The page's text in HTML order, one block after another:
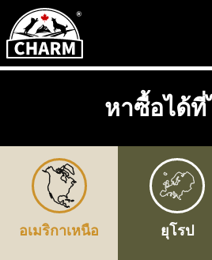
หาซื้อได้
อเมริกาเหนือ ยุโรป